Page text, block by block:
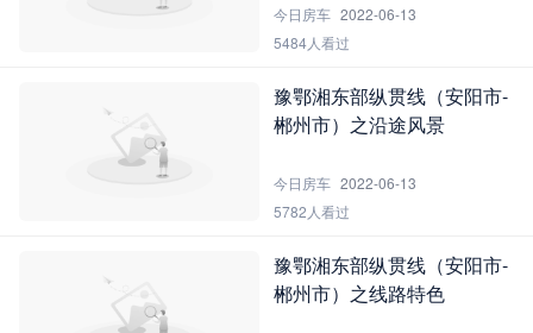
今日房车 2022-06-13
5484人看过
豫鄂湘东部纵贯线（安阳市-
郴州市）之沿途风景
今日房车 2022-06-13
5782人看过
豫鄂湘东部纵贯线（安阳市-
郴州市）之线路特色